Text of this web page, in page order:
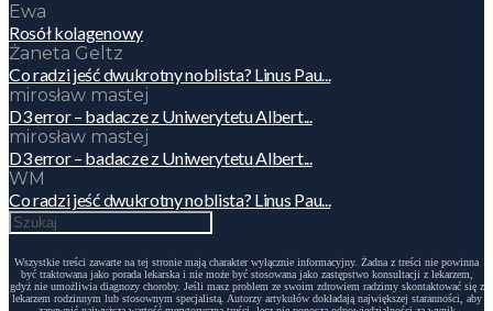
Ewa
Rosół kolagenowy
Żaneta Geltz
Co radzi jeść dwukrotny noblista? Linus Pau...
mirosław mastej
D3 error – badacze z Uniwerytetu Albert...
mirosław mastej
D3 error – badacze z Uniwerytetu Albert...
WM
Co radzi jeść dwukrotny noblista? Linus Pau...
Wszystkie treści zawarte na tej stronie mają charakter wyłącznie informacyjny. Żadna z treści nie powinna
być traktowana jako porada lekarska i nie może być stosowana jako zastępstwo konsultacji z lekarzem,
gdyż nie umożliwia diagnozy choroby. Jeśli masz problem ze swoim zdrowiem radzimy skontaktować się z
lekarzem rodzinnym lub stosownym specjalistą. Autorzy artykułów dokładają największej staranności, aby